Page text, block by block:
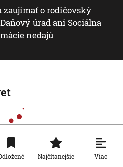
zaujímať o rodičovský
úrad ani Sociálna
nedajú
Najčítanejšie Viac